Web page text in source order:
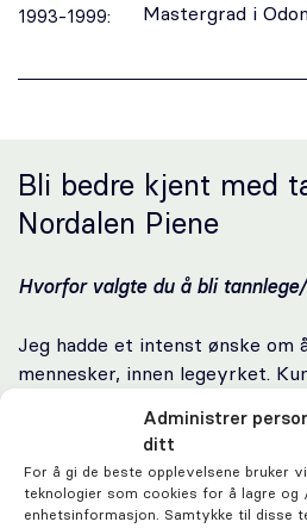
Administrer
ditt
For å gi de beste opplevelsene bruker
teknologier som cookies for å lagre og
enhetsinformasjon. Samtykke til disse
Selge tannlegepraksis?
Kontakt oss
Karriere
Bestill time
1993-1999: Mastergrad i
Bli bedre kjent med
Nordalen Piene
Hvorfor valgte du å bli
Jeg hadde et intenst ønske om
mennesker, innen legeyrket.
helse, samt å få et positivt
alltid har holdt på med kreative
min utdannelse innen kunst.